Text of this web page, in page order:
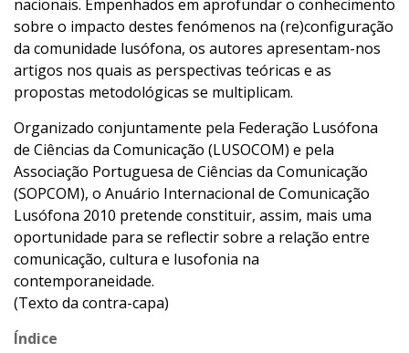
nacionais. Empenhados em aprofundar o conhecimento
sobre o impacto destes fenómenos na (re)configuração
da comunidade lusófona, os autores apresentam-nos
artigos nos quais as perspectivas teóricas e as
propostas metodológicas se multiplicam.
Organizado conjuntamente pela Federação Lusófona
de Ciências da Comunicação (LUSOCOM) e pela
Associação Portuguesa de Ciências da Comunicação
(SOPCOM), o Anuário Internacional de Comunicação
Lusófona 2010 pretende constituir, assim, mais uma
oportunidade para se reflectir sobre a relação entre
comunicação, cultura e lusofonia na
contemporaneidade.
(Texto da contra-capa)
Índice